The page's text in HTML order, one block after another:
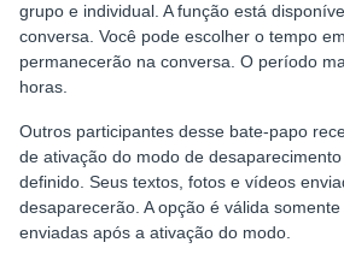
grupo e individual. A função está
conversa. Você pode escolher o tempo
permanecerão na conversa. O período
horas.
Outros participantes desse bate-papo
de ativação do modo de
definido. Seus textos, fotos e vídeos
desaparecerão. A opção é válida
enviadas após a ativação do modo.